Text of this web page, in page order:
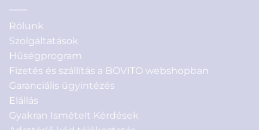
Rólunk
Szolgáltatások
Hűségprogram
Fizetés és szállítás a BOVITO webshopban
Garanciális ügyintézés
Elállás
Gyakran Ismételt Kérdések